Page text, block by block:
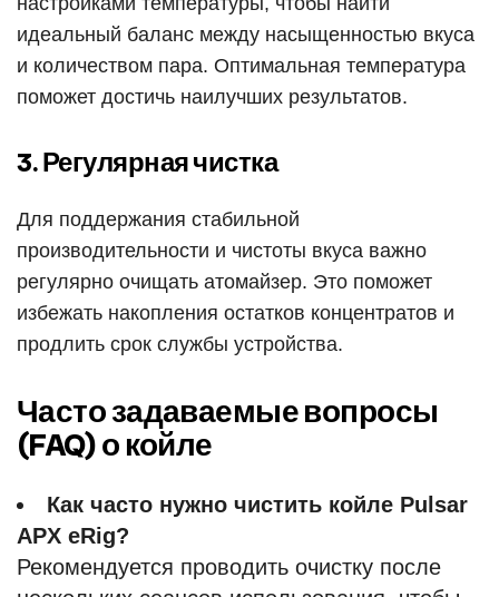
идеальный баланс между насыщенностью вкуса
и количеством пара. Оптимальная температура
поможет достичь наилучших результатов.
3. Регулярная чистка
Для поддержания стабильной
производительности и чистоты вкуса важно
регулярно очищать атомайзер. Это поможет
избежать накопления остатков концентратов и
продлить срок службы устройства.
Часто задаваемые вопросы
(FAQ) о койле
Как часто нужно чистить койле Pulsar
APX eRig?
Рекомендуется проводить очистку после